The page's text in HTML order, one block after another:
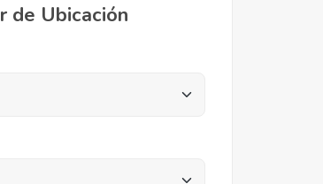
de Ubicación